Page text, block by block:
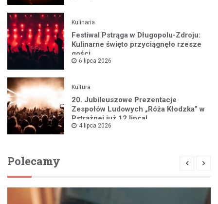
Kulinaria
Festiwal Pstrąga w Długopolu-Zdroju:
Kulinarne święto przyciągnęło rzesze
gości
6 lipca 2026
Kultura
20. Jubileuszowe Prezentacje
Zespołów Ludowych „Róża Kłodzka” w
Pstrążnej już 12 lipca!
4 lipca 2026
Polecamy